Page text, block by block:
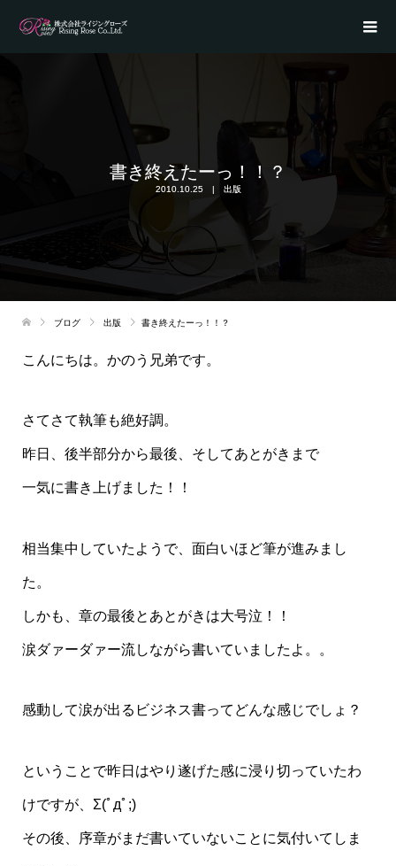
書き終えたーっ！！？
2010.10.25 出版
ブログ 出版 書き終えたーっ！！？
こんにちは。かのう兄弟です。
さてさて執筆も絶好調。
昨日、後半部分から最後、そしてあとがきまで
一気に書き上げました！！
相当集中していたようで、面白いほど筆が進みまし
た。
しかも、章の最後とあとがきは大号泣！！
涙ダァーダァー流しながら書いていましたよ。。
感動して涙が出るビジネス書ってどんな感じでしょ？
ということで昨日はやり遂げた感に浸り切っていたわ
けですが、Σ(ﾟдﾟ;)
その後、序章がまだ書いていないことに気付いてしま